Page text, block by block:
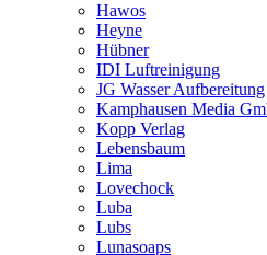
Hawos
Heyne
Hübner
IDI Luftreinigung
JG Wasser Aufbereitung
Kamphausen Media
Kopp Verlag
Lebensbaum
Lima
Lovechock
Luba
Lubs
Lunasoaps